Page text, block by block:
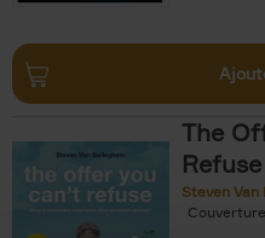
The
Refuse
Steven Van